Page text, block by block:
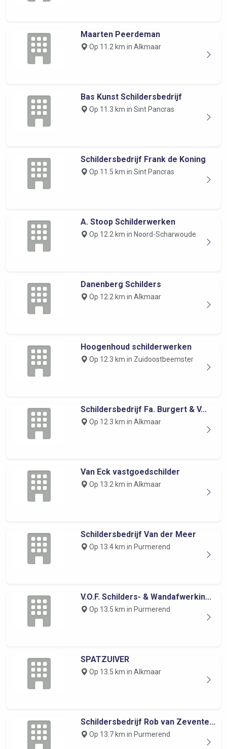
Maarten Peerdeman
Op 11.2 km in Alkmaar
Bas Kunst Schildersbedrijf
Op 11.3 km in Sint Pancras
Schildersbedrijf Frank de Koning
Op 11.5 km in Sint Pancras
A. Stoop Schilderwerken
Op 12.2 km in Noord-Scharwoude
Danenberg Schilders
Op 12.2 km in Alkmaar
Hoogenhoud schilderwerken
Op 12.3 km in Zuidoostbeemster
Schildersbedrijf Fa. Burgert & V...
Op 12.3 km in Alkmaar
Van Eck vastgoedschilder
Op 13.2 km in Alkmaar
Schildersbedrijf Van der Meer
Op 13.4 km in Purmerend
V.O.F. Schilders- & Wandafwerkin...
Op 13.5 km in Purmerend
SPATZUIVER
Op 13.5 km in Alkmaar
Schildersbedrijf Rob van Zevente...
Op 13.7 km in Purmerend